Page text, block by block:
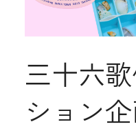
三十六
ション